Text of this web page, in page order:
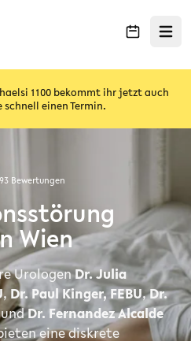
Menü
1100 bekommt ihr jetzt auch
schnell einen Termin.
Bewertungen
Wien
UrologenDr. Julia
,Dr. Paul Kinger, FEBU,Dr.
undDr. Fernandez Alcalde
eine diskrete